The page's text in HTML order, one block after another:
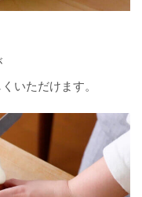
いただけます。